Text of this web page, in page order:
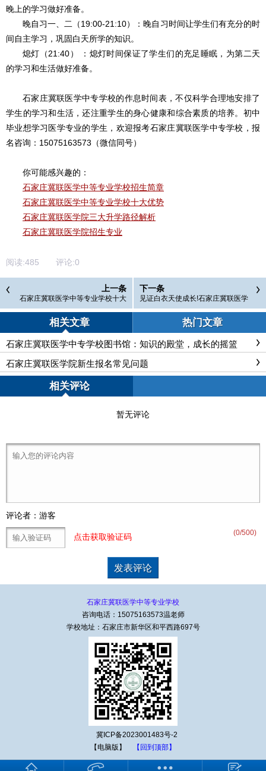
晚上的学习做好准备。
晚自习一、二（19:00-21:10）：晚自习时间让学生们有充分的时
间自主学习，巩固白天所学的知识。
熄灯（21:40） ：熄灯时间保证了学生们的充足睡眠，为第二天
的学习和生活做好准备。
石家庄冀联医学中专学校的作息时间表，不仅科学合理地安排了
学生的学习和生活，还注重学生的身心健康和综合素质的培养。初中
毕业想学习医学专业的学生，欢迎报考石家庄冀联医学中专学校，报
名咨询：15075163573（微信同号）
你可能感兴趣的：
石家庄冀联医学中等专业学校招生简章
石家庄冀联医学中等专业学校十大优势
石家庄冀联医学院三大升学路径解析
石家庄冀联医学院招生专业
阅读:485 评论:0
上一条
石家庄冀联医学中等专业学校十大
优势！
下一条
见证白衣天使成长!石家庄冀联医学
中等专业学校 5・12 护士节邀家长
相关文章 热门文章
石家庄冀联医学中专学校图书馆：知识的殿堂，成长的摇篮
石家庄冀联医学院新生报名常见问题
相关评论
暂无评论
评论者：游客
(0/500)
点击获取验证码
石家庄冀联医学中等专业学校
咨询电话：15075163573温老师
学校地址：石家庄市新华区和平西路697号
冀ICP备2023001483号-2
【电脑版】
【回到顶部】